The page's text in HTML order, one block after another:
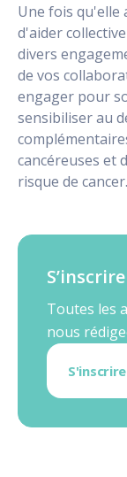
Une fois qu'elle
d'aider
divers
de vos
engager pour
sensibiliser au
cancéreuses et
risque de cancer.
Toutes les
nous
S'inscrire